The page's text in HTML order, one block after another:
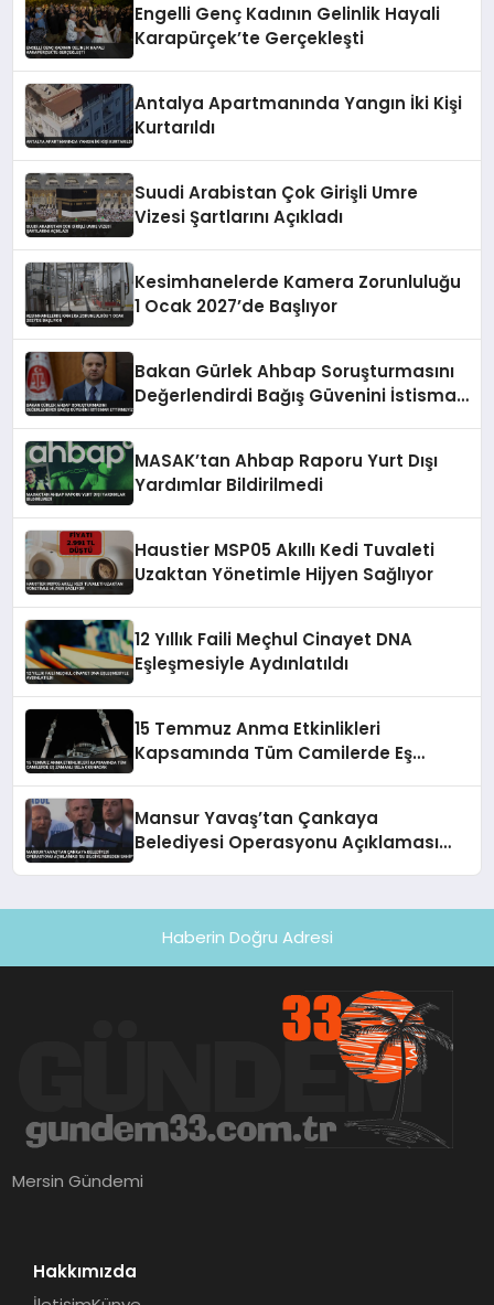
Engelli Genç Kadının Gelinlik Hayali
Karapürçek’te Gerçekleşti
Antalya Apartmanında Yangın İki Kişi
Kurtarıldı
Suudi Arabistan Çok Girişli Umre
Vizesi Şartlarını Açıkladı
Kesimhanelerde Kamera Zorunluluğu
1 Ocak 2027’de Başlıyor
Bakan Gürlek Ahbap Soruşturmasını
Değerlendirdi Bağış Güvenini İstismar
MASAK’tan Ahbap Raporu Yurt Dışı
Yardımlar Bildirilmedi
Haustier MSP05 Akıllı Kedi Tuvaleti
Uzaktan Yönetimle Hijyen Sağlıyor
12 Yıllık Faili Meçhul Cinayet DNA
Eşleşmesiyle Aydınlatıldı
15 Temmuz Anma Etkinlikleri
Kapsamında Tüm Camilerde Eş
Mansur Yavaş’tan Çankaya
Belediyesi Operasyonu Açıklaması
Haberin Doğru Adresi
Mersin Gündemi
Hakkımızda